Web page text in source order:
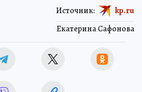
Екатерина Сафонова
Источник: kp.ru